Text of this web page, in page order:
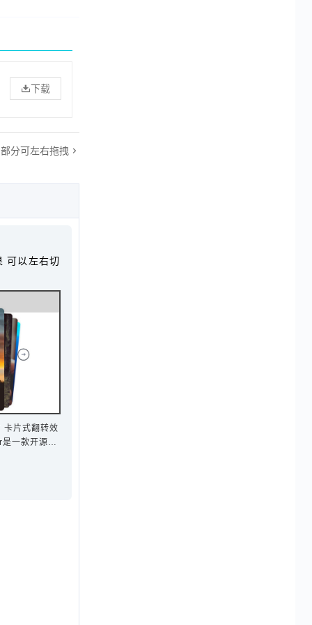
下载
分可左右拖拽
可以左右切
片式翻转效
一款开源、
网站的内容